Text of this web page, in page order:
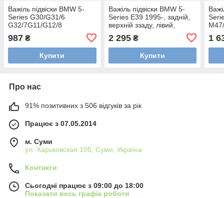
Важіль підвіски BMW 5-
Series G30/G31/6
G32/7G11/G12/8
задній, передній, Asmetal,
23BM0366
987 ₴
Купити
Важіль підвіски BMW 5-
Series E39 1995-, задній,
верхній ззаду, лівий,
2 295₴
Купити
без
1
Про нас
91% позитивних з 506 відгуків за рік
Працює з 07.05.2014
м. Суми
ул. Харьковская 105, Суми, Україна
Контакти
Сьогодні працює з 09:00 до 18:00
Показати весь графік роботи